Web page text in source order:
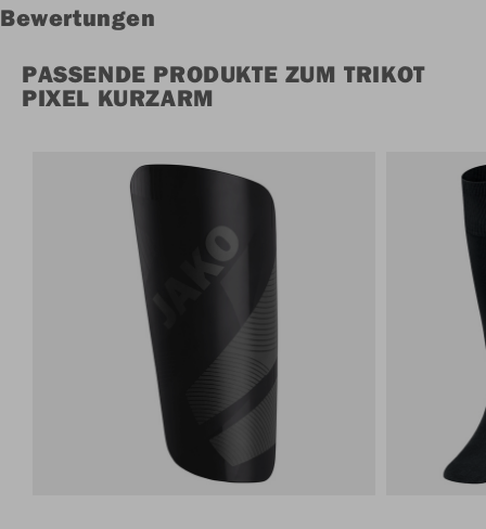
Bewertungen
PASSENDE PRODUKTE ZUM TRIKOT
PIXEL KURZARM